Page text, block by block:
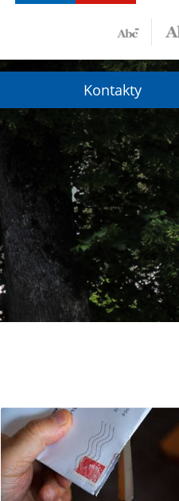
Kontakty